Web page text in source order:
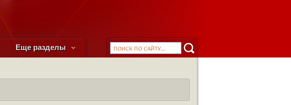
Еще разделы